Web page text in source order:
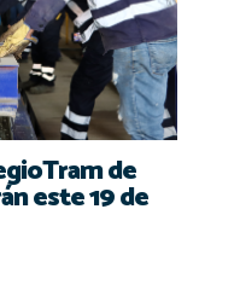
de
este 19 de